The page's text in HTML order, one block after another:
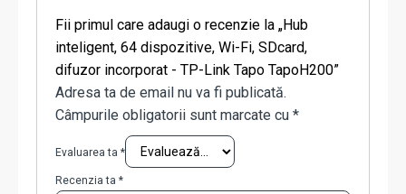
Fii primul care adaugi o recenzie la „Hub
inteligent, 64 dispozitive, Wi-Fi, SDcard,
difuzor incorporat - TP-Link Tapo TapoH200”
Adresa ta de email nu va fi publicată.
Câmpurile obligatorii sunt marcate cu *
Evaluarea ta *
Recenzia ta *